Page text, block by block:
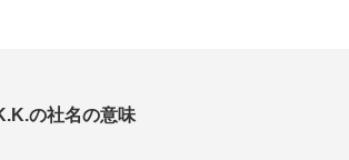
の社名の意味